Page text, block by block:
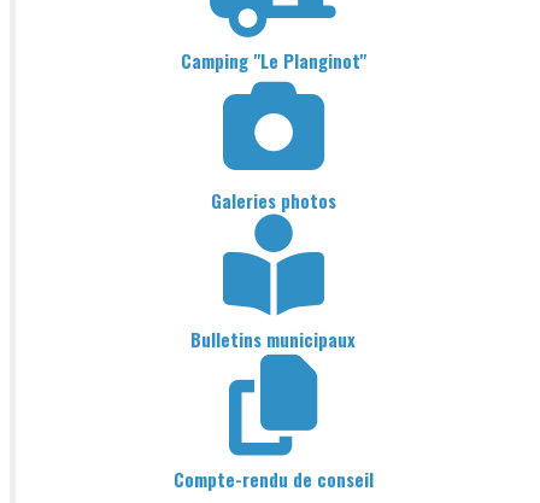
Camping "Le Planginot"
Galeries photos
Bulletins municipaux
Compte-rendu de conseil